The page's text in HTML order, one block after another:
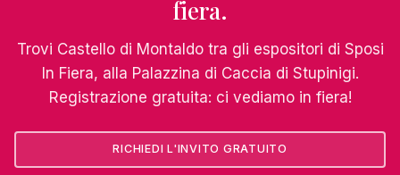
fiera.
Trovi Castello di Montaldo tra gli espositori di Sposi
In Fiera, alla Palazzina di Caccia di Stupinigi.
Registrazione gratuita: ci vediamo in fiera!
RICHIEDI L'INVITO GRATUITO